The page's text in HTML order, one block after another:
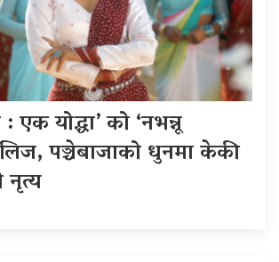
: एक योद्धा’ को ‘नभन्नू
पञ्चेबाजाको धुनमा केकी
नृत्य